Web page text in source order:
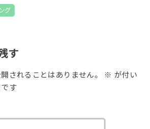
グ
す
されることはありません。 ※ が付い
す